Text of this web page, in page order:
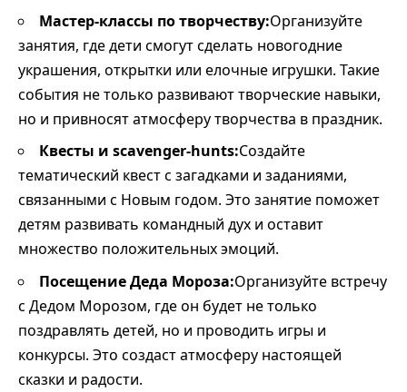
Мастер-классы по творчеству:Организуйте
занятия, где дети смогут сделать новогодние
украшения, открытки или елочные игрушки. Такие
события не только развивают творческие навыки,
но и привносят атмосферу творчества в праздник.
Квесты и scavenger-hunts:Создайте
тематический квест с загадками и заданиями,
связанными с Новым годом. Это занятие поможет
детям развивать командный дух и оставит
множество положительных эмоций.
Посещение Деда Мороза:Организуйте встречу
с Дедом Морозом, где он будет не только
поздравлять детей, но и проводить игры и
конкурсы. Это создаст атмосферу настоящей
сказки и радости.